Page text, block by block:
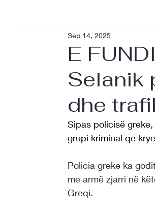
E
Selanik
dhe
Sep 14, 2025
Sipas policisë
grupi kriminal qe
Policia greke ka
me armë zjarri në
Greqi.